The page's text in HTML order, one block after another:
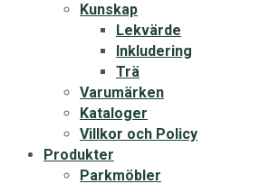
Kunskap
Lekvärde
Inkludering
Trä
Varumärken
Kataloger
Villkor och Policy
Produkter
Parkmöbler